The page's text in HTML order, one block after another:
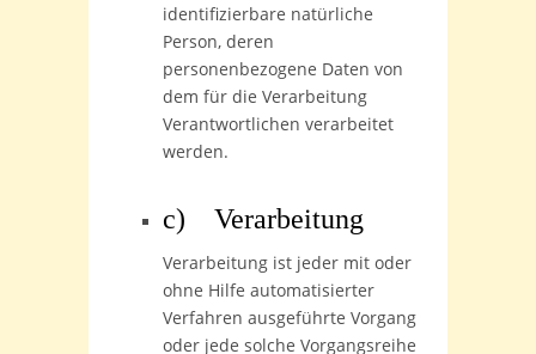
identifizierbare natürliche
Person, deren
personenbezogene Daten von
dem für die Verarbeitung
Verantwortlichen verarbeitet
werden.
c) Verarbeitung
Verarbeitung ist jeder mit oder
ohne Hilfe automatisierter
Verfahren ausgeführte Vorgang
oder jede solche Vorgangsreihe